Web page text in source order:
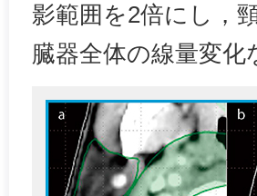
影範囲を2倍にし，
臓器全体の線量変